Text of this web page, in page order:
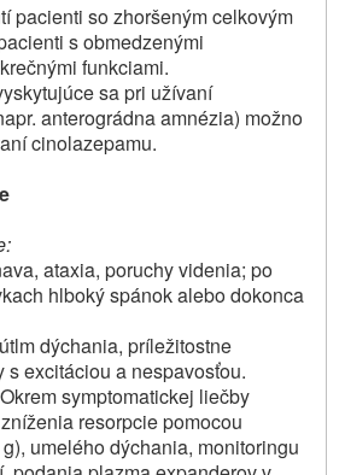
pacienti so zhoršeným celkovým
s obmedzenými
funkciami.
sa pri užívaní
anterográdna amnézia) možno
cinolazepamu.
ataxia, poruchy videnia; po
hlboký spánok alebo dokonca
dýchania, príležitostne
s excitáciou a nespavosťou.
Okrem symptomatickej liečby
resorpcie pomocou
umelého dýchania, monitoringu